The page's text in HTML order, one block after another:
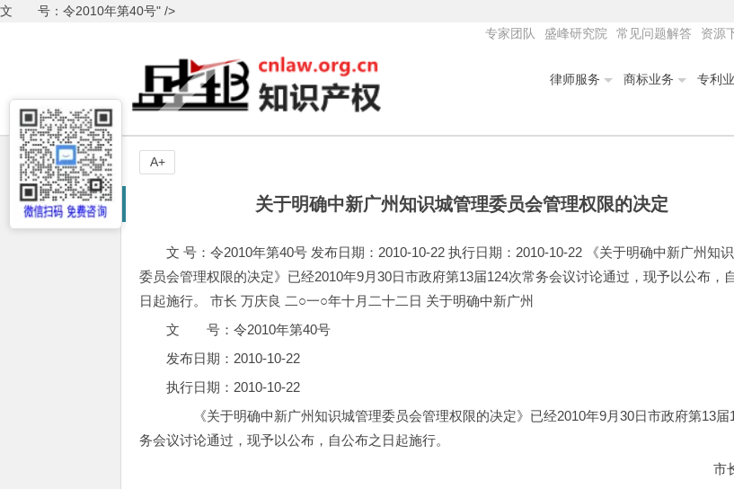
文 号：令2010年第40号" />
专家团队
盛峰研究院 常见问题解答 资源
律师服务 商标业务 专利
关于明确中新广州知识城管理委员会管理权限的决定
文 号：令2010年第40号 发布日期：2010-10-22 执行日期：2010-10-22 《关于明确中新广州知
委员会管理权限的决定》已经2010年9月30日市政府第13届124次常务会议讨论通过，现予以公布，
日起施行。 市长 万庆良 二○一○年十月二十二日 关于明确中新广州
文 号：令2010年第40号
发布日期：2010-10-22
执行日期：2010-10-22
《关于明确中新广州知识城管理委员会管理权限的决定》已经2010年9月30日市政府第13届
务会议讨论通过，现予以公布，自公布之日起施行。
市
A+